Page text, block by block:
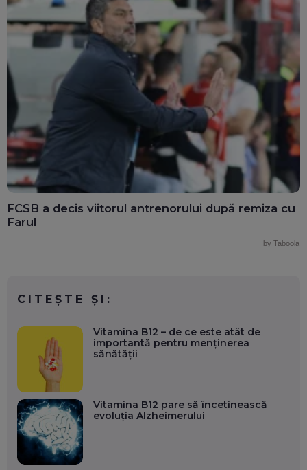
FCSB a decis viitorul antrenorului după remiza cu
Farul
by Taboola
CITEȘTE ȘI:
Vitamina B12 – de ce este atât de
importantă pentru menținerea
sănătății
Vitamina B12 pare să încetinească
evoluția Alzheimerului